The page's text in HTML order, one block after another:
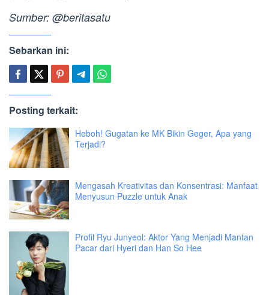
Sumber: @beritasatu
Sebarkan ini:
Posting terkait:
Heboh! Gugatan ke MK Bikin Geger, Apa yang
Terjadi?
Mengasah Kreativitas dan Konsentrasi: Manfaat
Menyusun Puzzle untuk Anak
Profil Ryu Junyeol: Aktor Yang Menjadi Mantan
Pacar dari Hyeri dan Han So Hee